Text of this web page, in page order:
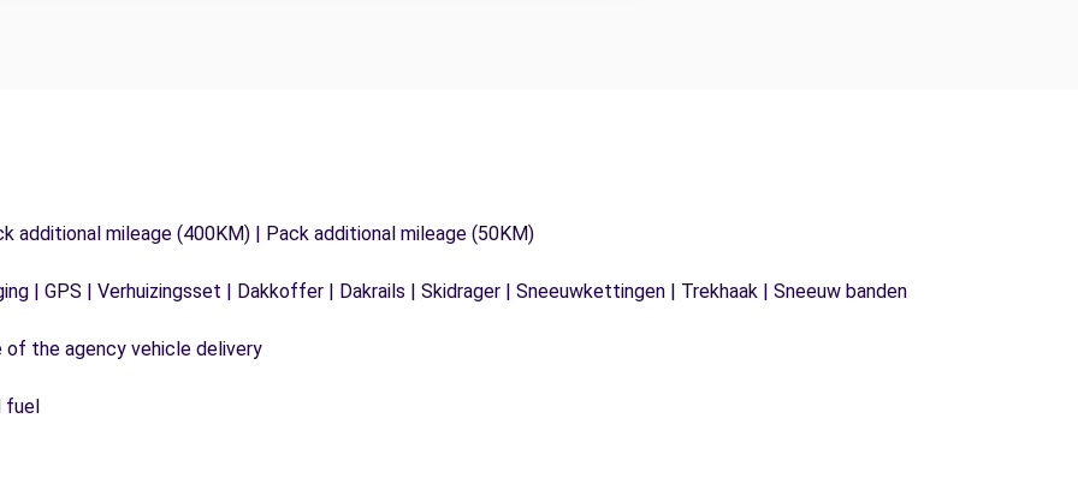
additional mileage (400KM) | Pack additional mileage (50KM)
| GPS | Verhuizingsset | Dakkoffer | Dakrails | Skidrager | Sneeuwkettingen | Trekhaak | Sneeuw banden
the agency vehicle delivery
fuel